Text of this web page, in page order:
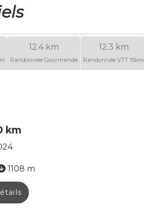
12.4 km
Randonnée Gourmande
12.3 km
Randonnée VTT 15km
km
1108 m